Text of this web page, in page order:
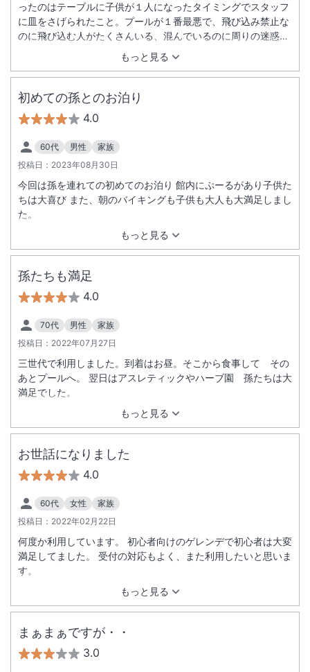
もっと見る
ったのはテーブルに子供が１人になったタイミングでスタッフ
に皿をさげられたこと。プールが１番最悪で、飛び込み禁止な
のに飛び込む人がたくさんいる、混んでいるのに周りの迷惑も
顧みずビーチボールをしている人がいて、顔に思い切り水がか
かるしぶつかってくるしで、本当に腹が立ちました。子供は身
動きできずで全然楽しめなかったと。ハイシーズンはそれらを
禁止にすべきだし、監視員をつけて迷惑行為をしている人には
がない、室内に使い捨てスリッパが用意されていなかったこと
が不満、何よりシャワーヘッドが一昔前の家庭用のものでびっ
くりしました。トータルしていい点なんて何ひとつなかった
し、二度と泊まろうとは思わないホテルだった。
初めての孫とのお泊り
4.0
60代 男性
家族
投稿日： 2023年08月30日
もっと見る
今回は孫を連れての初めてのお泊り 館内にぷーるがあり子供た
ちは大喜び また、朝のバイキングも子供も大人も大満足しまし
た。
孫たちも満足
4.0
70代 男性
家族
投稿日： 2022年07月27日
もっと見る
三世代で利用しました。到着はお昼。そこから食事して その
あとプールへ。 翌日はアスレティックやハーブ園 孫たちは大
満足でした。
お世話になりました
4.0
60代 女性
家族
投稿日： 2022年02月22日
もっと見る
何度か利用しています。 初心者向けのゲレンデで初心者は大変
満足してました。 受付の対応もよく、また利用したいと思いま
す。
まぁまぁですが・・
3.0